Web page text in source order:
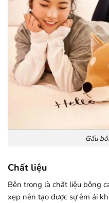
Gấu
Chất liệu
Bên trong là chất liệu bông
xẹp nên tạo được sự êm ái